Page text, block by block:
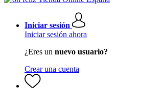
Iniciar sesión
Iniciar sesión ahora
¿Eres un nuevo usuario?
Crear una cuenta